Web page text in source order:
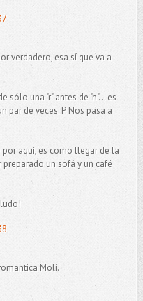
verdadero, esa sí que va a
sólo una "r" antes de "n"... es
par de veces :P. Nos pasa a
aquí, es como llegar de la
un sofá y un café
Moli.